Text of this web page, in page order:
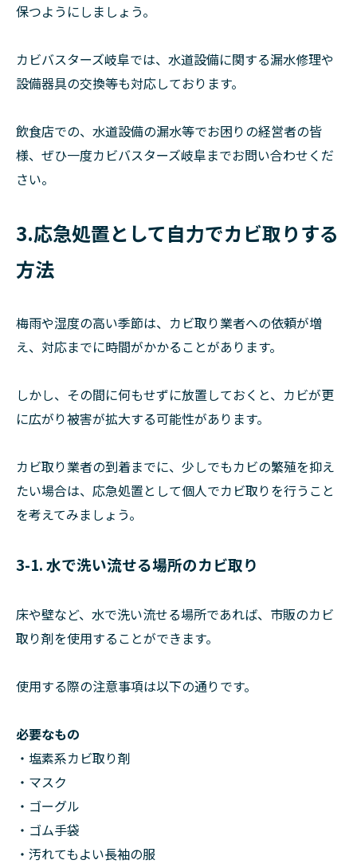
保つようにしましょう。
カビバスターズ岐阜では、水道設備に関する漏水修理や
設備器具の交換等も対応しております。
飲食店での、水道設備の漏水等でお困りの経営者の皆
様、ぜひ一度カビバスターズ岐阜までお問い合わせくだ
さい。
3.応急処置として自力でカビ取りする
方法
梅雨や湿度の高い季節は、カビ取り業者への依頼が増
え、対応までに時間がかかることがあります。
しかし、その間に何もせずに放置しておくと、カビが更
に広がり被害が拡大する可能性があります。
カビ取り業者の到着までに、少しでもカビの繁殖を抑え
たい場合は、応急処置として個人でカビ取りを行うこと
を考えてみましょう。
3-1. 水で洗い流せる場所のカビ取り
床や壁など、水で洗い流せる場所であれば、市販のカビ
取り剤を使用することができます。
使用する際の注意事項は以下の通りです。
必要なもの
・塩素系カビ取り剤
・マスク
・ゴーグル
・ゴム手袋
・汚れてもよい長袖の服